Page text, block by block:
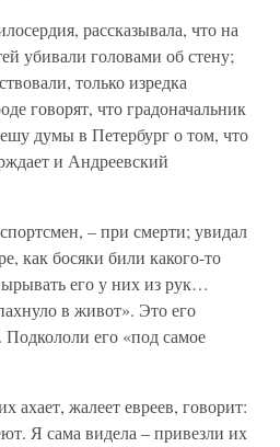
рассказывала, что на
убивали головами об стену;
только изредка
говорят, что градоначальник
думы в Петербург о том, что
и Андреевский
– при смерти; увидал
как босяки били какого-то
его у них из рук…
в живот». Это его
его «под самое
ахает, жалеет евреев, говорит:
Я сама видела – привезли их